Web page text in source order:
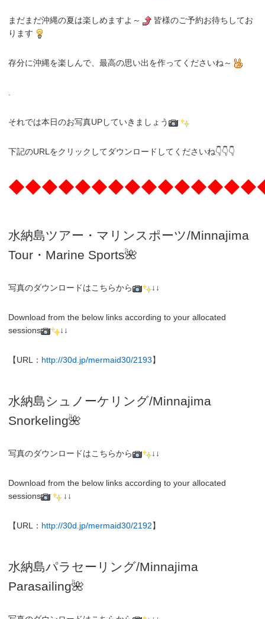
まだまだ沖縄の夏は楽しめますよ～
皆様のご予約お待ちしてお
ります
存分に沖縄を楽しんで、最高の思い出を作ってくださいね～
それでは本日のお写真UPしていきましょう
下記のURLをクリックしてダウンロードしてくださいね👇👇👇
水納島ツアー・マリンスポーツ/Minnajima
Tour・Marine Sports🌺
写真のダウンロードはこちらから ↓↓
Download from the below links according to your allocated
sessions
↓↓
【URL： http://30d.jp/mermaid30/2193】
水納島シュノーケリング/Minnajima
Snorkeling🌺
写真のダウンロードはこちらから ↓↓
Download from the below links according to your allocated
sessions
↓↓
【URL： http://30d.jp/mermaid30/2192】
水納島パラセーリング/Minnajima
Parasailing🌺